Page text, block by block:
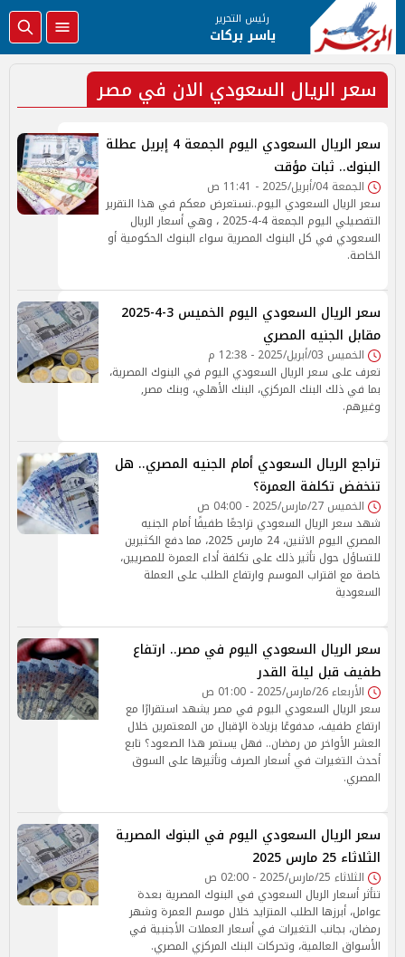
رئيس التحرير
ياسر بركات
سعر الريال السعودي الان في مصر
سعر الريال السعودي اليوم الجمعة 4 إبريل عطلة
البنوك.. ثبات مؤقت
الجمعة 04/أبريل/2025 - 11:41 ص
سعر الريال السعودي اليوم..نستعرض معكم في هذا التقرير
التفصيلي اليوم الجمعة 4-4-2025 ، وهي أسعار الريال
السعودي في كل البنوك المصرية سواء البنوك الحكومية أو
الخاصة.
‎سعر الريال السعودي اليوم الخميس 3-4-2025
مقابل الجنيه المصري
الخميس 03/أبريل/2025 - 12:38 م
تعرف على سعر الريال السعودي اليوم في البنوك المصرية،
بما في ذلك البنك المركزي، البنك الأهلي، وبنك مصر,
وغيرهم.
تراجع الريال السعودي أمام الجنيه المصري.. هل
تنخفض تكلفة العمرة؟
الخميس 27/مارس/2025 - 04:00 ص
شهد سعر الريال السعودي تراجعًا طفيفًا أمام الجنيه
المصري اليوم الاثنين، 24 مارس 2025، مما دفع الكثيرين
للتساؤل حول تأثير ذلك على تكلفة أداء العمرة للمصريين،
خاصة مع اقتراب الموسم وارتفاع الطلب على العملة
السعودية
سعر الريال السعودي اليوم في مصر.. ارتفاع
طفيف قبل ليلة القدر
الأربعاء 26/مارس/2025 - 01:00 ص
سعر الريال السعودي اليوم في مصر يشهد استقرارًا مع
ارتفاع طفيف، مدفوعًا بزيادة الإقبال من المعتمرين خلال
العشر الأواخر من رمضان.. فهل يستمر هذا الصعود؟ تابع
أحدث التغيرات في أسعار الصرف وتأثيرها على السوق
المصري.
سعر الريال السعودي اليوم في البنوك المصرية
الثلاثاء 25 مارس 2025
الثلاثاء 25/مارس/2025 - 02:00 ص
تتأثر أسعار الريال السعودي في البنوك المصرية بعدة
عوامل، أبرزها الطلب المتزايد خلال موسم العمرة وشهر
رمضان، بجانب التغيرات في أسعار العملات الأجنبية في
الأسواق العالمية، وتحركات البنك المركزي المصري.